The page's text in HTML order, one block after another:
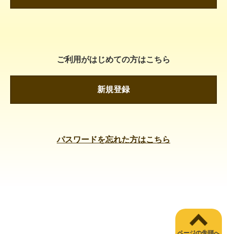
ご利用がはじめての方はこちら
新規登録
パスワードを忘れた方はこちら